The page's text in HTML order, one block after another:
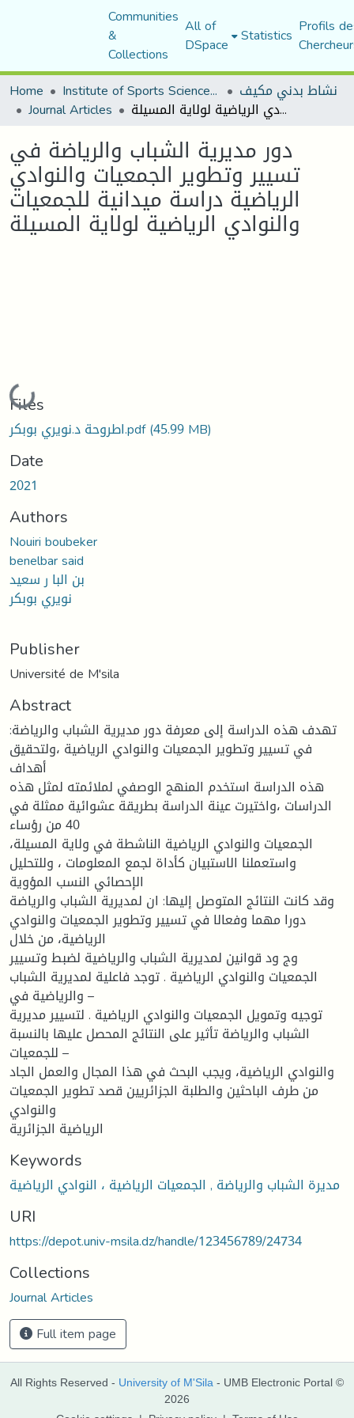
Communities
&
Collections
All of
DSpace Statistics Profils
Home
Institute of Sports Sciences and Techniques نشاط بدني مكيف
Journal Articles دور مديرية الشباب والرياضة في تسيير وتطوير الجمعيات والنوادي الرياضية دراسة ميدانية للجمعيات والنوادي الرياضية لولاية المسيلة
دور مديرية الشباب والرياضة في
تسيير وتطوير الجمعيات والنوادي
الرياضية دراسة ميدانية للجمعيات
والنوادي الرياضية لولاية المسيلة
Loading...
Files
اطروحة د.نويري بوبكر.pdf(45.99 MB)
Date
2021
Authors
Nouiri boubeker
benelbar said
بن البا ر سعيد
نويري بوبكر
Publisher
Université de M'sila
Abstract
:تهدف هذه الدراسة إلى معرفة دور مديرية الشباب والرياضة
في تسيير وتطوير الجمعيات والنوادي الرياضية ،ولتحقيق
أهداف
هذه الدراسة استخدم المنهج الوصفي لملائمته لمثل هذه
الدراسات ،واختيرت عينة الدراسة بطريقة عشوائية ممثلة في
40 من رؤساء
الجمعيات والنوادي الرياضية الناشطة في ولاية المسيلة،
واستعملنا الاستبيان كأداة لجمع المعلومات ، وللتحليل
الإحصائي النسب المؤوية
وقد كانت النتائج المتوصل إليها: ان لمديرية الشباب والرياضة
دورا مهما وفعالا في تسيير وتطوير الجمعيات والنوادي
الرياضية، من خلال
وج ود قوانين لمديرية الشباب والرياضية لضبط وتسيير
الجمعيات والنوادي الرياضية . توجد فاعلية لمديرية الشباب
والرياضية في –
توجيه وتمويل الجمعيات والنوادي الرياضية . لتسيير مديرية
الشباب والرياضة تأثير على النتائج المحصل عليها بالنسبة
للجمعيات –
والنوادي الرياضية، ويجب البحث في هذا المجال والعمل الجاد
من طرف الباحثين والطلبة الجزائريين قصد تطوير الجمعيات
والنوادي
الرياضية الجزائرية
Keywords
مديرة الشباب والرياضة , الجمعيات الرياضية ، النوادي الرياضية
URI
https://depot.univ-msila.dz/handle/123456789/24734
Collections
Journal Articles
Full item page
All Rights Reserved - University of M'Sila - UMB Electronic Portal ©
2026